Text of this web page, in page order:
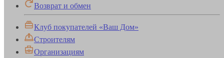
Возврат и обмен
Клуб покупателей «Ваш Дом»
Строителям
Организациям